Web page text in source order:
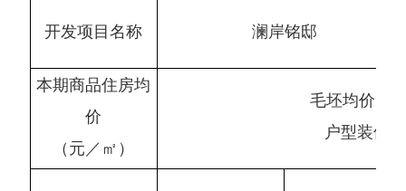
开发项目名称 澜岸铭邸
本期商品住房均
价
（元／㎡）
毛坯均价
户型装修